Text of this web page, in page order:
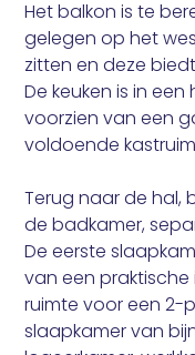
Het balkon is te
gelegen op het
zitten en deze
De keuken is in
voorzien van een
voldoende
Terug naar de hal,
de badkamer,
De eerste
van een
ruimte voor een 2-
slaapkamer van